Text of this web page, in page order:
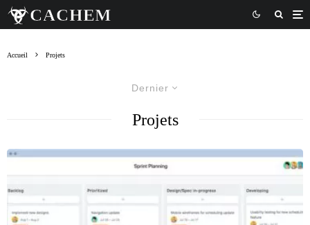
Accueil Projets
Dernier
Projets